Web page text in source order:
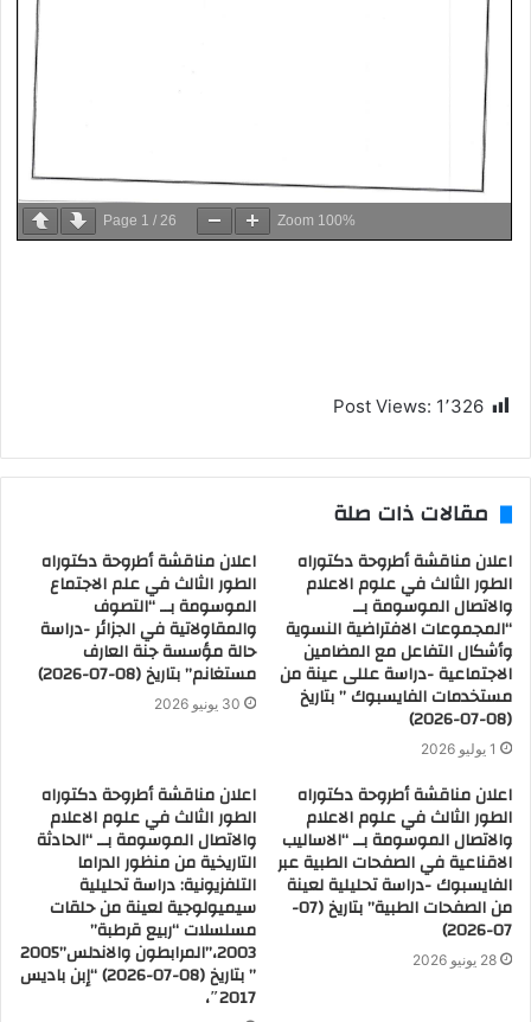
Page 1 / 26 Zoom 100%
Post Views: 1٬326
مقالات ذات صلة
اعلان مناقشة أطروحة دكتوراه
الطور الثالث في علوم الاعلام
والاتصال الموسومة بــ
“المجموعات الافتراضية النسوية
وأشكال التفاعل مع المضامين
الاجتماعية -دراسة عللى عينة من
مستخدمات الفايسبوك ” بتاريخ
(08-07-2026)
1 يوليو 2026
اعلان مناقشة أطروحة دكتوراه
الطور الثالث في علم الاجتماع
الموسومة بــ “التصوف
والمقاولاتية في الجزائر -دراسة
حالة مؤسسة جنة العارف
مستغانم” بتاريخ (08-07-2026)
30 يونيو 2026
اعلان مناقشة أطروحة دكتوراه
الطور الثالث في علوم الاعلام
والاتصال الموسومة بــ “الاساليب
الاقناعية في الصفحات الطبية عبر
الفايسبوك -دراسة تحليلية لعينة
من الصفحات الطبية” بتاريخ (07-
07-2026)
28 يونيو 2026
اعلان مناقشة أطروحة دكتوراه
الطور الثالث في علوم الاعلام
والاتصال الموسومة بــ “الحادثة
التاريخية من منظور الدراما
التلفزيونية: دراسة تحليلية
سيميولوجية لعينة من حلقات
مسلسلات “ربيع قرطبة”
2003،”المرابطون والاندلس”2005
” بتاريخ (08-07-2026) “إبن باديس
2017″،